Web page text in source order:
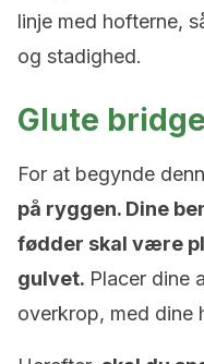
linje med hofterne,
og stadighed.
Glute
For at begynde
på ryggen. Dine
fødder skal være
gulvet. Placer dine
overkrop, med dine